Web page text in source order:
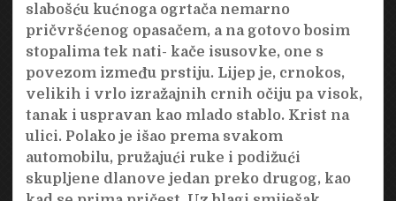
slabošću kućnoga ogrtača nemarno
pričvršćenog opasačem, a na gotovo bosim
stopalima tek nati- kače isusovke, one s
povezom između prstiju. Lijep je, crnokos,
velikih i vrlo izražajnih crnih očiju pa visok,
tanak i uspravan kao mlado stablo. Krist na
ulici. Polako je išao prema svakom
automobilu, pružajući ruke i podižući
skupljene dlanove jedan preko drugog, kao